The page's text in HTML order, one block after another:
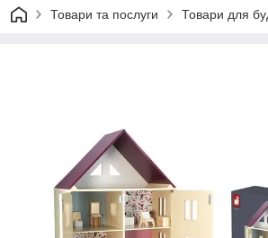
Товари та послуги Товари для